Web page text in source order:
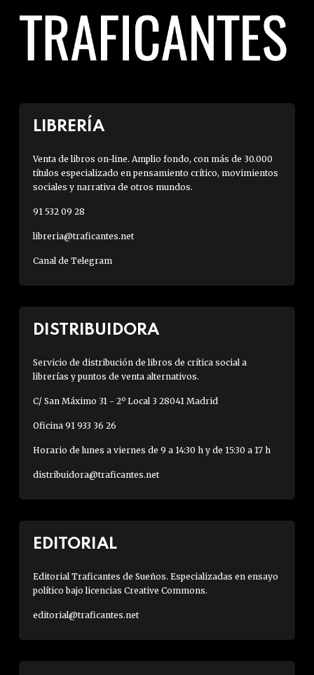
LIBRERÍA
Venta de libros on-line. Amplio fondo, con más de 30.000
títulos especializado en pensamiento crítico, movimientos
sociales y narrativa de otros mundos.
91 532 09 28
libreria@traficantes.net
Canal de Telegram
DISTRIBUIDORA
Servicio de distribución de libros de crítica social a
librerías y puntos de venta alternativos.
C/ San Máximo 31 - 2º Local 3 28041 Madrid
Oficina 91 933 36 26
Horario de lunes a viernes de 9 a 14:30 h y de 15:30 a 17 h
distribuidora@traficantes.net
EDITORIAL
Editorial Traficantes de Sueños. Especializadas en ensayo
político bajo licencias Creative Commons.
editorial@traficantes.net